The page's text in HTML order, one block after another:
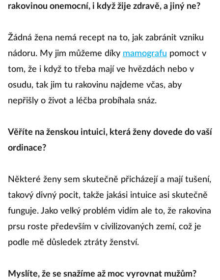
rakovinou onemocní, i když žije zdravě, a jiný ne?
Žádná žena nemá recept na to, jak zabránit vzniku
nádoru. My jim můžeme díky mamografu pomoct v
tom, že i když to třeba mají ve hvězdách nebo v
osudu, tak jim tu rakovinu najdeme včas, aby
nepřišly o život a léčba probíhala snáz.
Věříte na ženskou intuici, která ženy dovede do vaší
ordinace?
Některé ženy sem skutečně přicházejí a mají tušení,
takový divný pocit, takže jakási intuice asi skutečně
funguje. Jako velký problém vidím ale to, že rakovina
prsu roste především v civilizovaných zemí, což je
podle mě důsledek ztráty ženství.
Myslíte, že se snažíme až moc vyrovnat mužům?